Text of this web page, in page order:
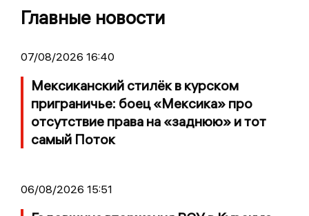
Главные новости
07/08/2026 16:40
Мексиканский стилёк в курском
приграничье: боец «Мексика» про
отсутствие права на «заднюю» и тот
самый Поток
06/08/2026 15:51